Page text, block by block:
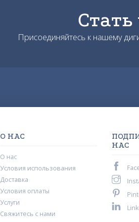
Присоединяйтесь к нашему
О НАС
О нас
Условия использования
Доставка
Условия оплаты
Услуги
Свяжитесь с нами
НАС